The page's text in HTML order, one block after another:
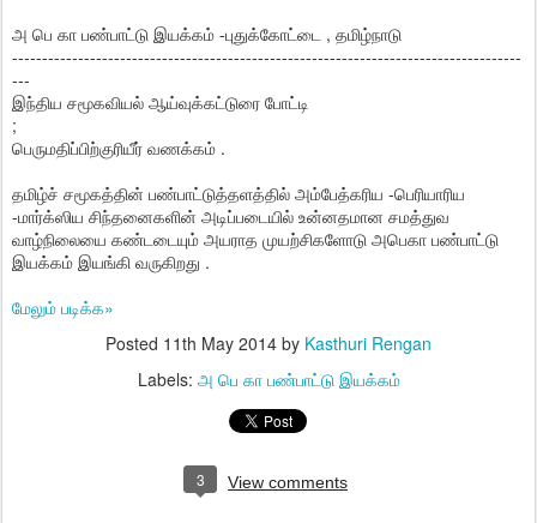
அ பெ கா பண்பாட்டு இயக்கம் -புதுக்கோட்டை , தமிழ்நாடு
-------------------------------------------------------------------------------------
---
இந்திய சமூகவியல் ஆய்வுக்கட்டுரை போட்டி
;
பெருமதிப்பிற்குரியீர் வணக்கம் .
தமிழ்ச் சமூகத்தின் பண்பாட்டுத்தளத்தில் அம்பேத்கரிய -பெரியாரிய
-மார்க்ஸிய சிந்தனைகளின் அடிப்படையில் உன்னதமான சமத்துவ
வாழ்நிலையை கண்டடையும் அயராத முயற்சிகளோடு அபெகா பண்பாட்டு
இயக்கம் இயங்கி வருகிறது .
மேலும் படிக்க»
Posted 11th May 2014 by Kasthuri Rengan
Labels: அ பெ கா பண்பாட்டு இயக்கம்
3 View comments